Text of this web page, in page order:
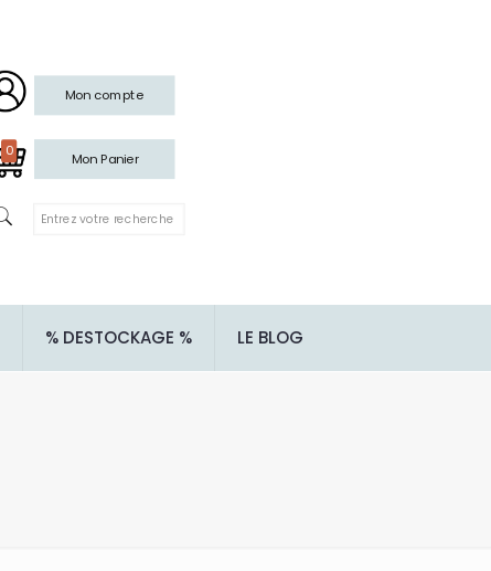
Mon compte
0 Mon Panier
% DESTOCKAGE % LE BLOG